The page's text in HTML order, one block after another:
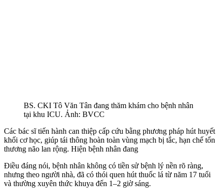
BS. CKI Tô Văn Tân đang thăm khám cho bệnh nhân
tại khu ICU. Ảnh: BVCC
Các bác sĩ tiến hành can thiệp cấp cứu bằng phương pháp hút huyết
khối cơ học, giúp tái thông hoàn toàn vùng mạch bị tắc, hạn chế tổn
thương não lan rộng. Hiện bệnh nhân đang
Điều đáng nói, bệnh nhân không có tiền sử bệnh lý nền rõ ràng,
nhưng theo người nhà, đã có thói quen hút thuốc lá từ năm 17 tuổi
và thường xuyên thức khuya đến 1–2 giờ sáng.